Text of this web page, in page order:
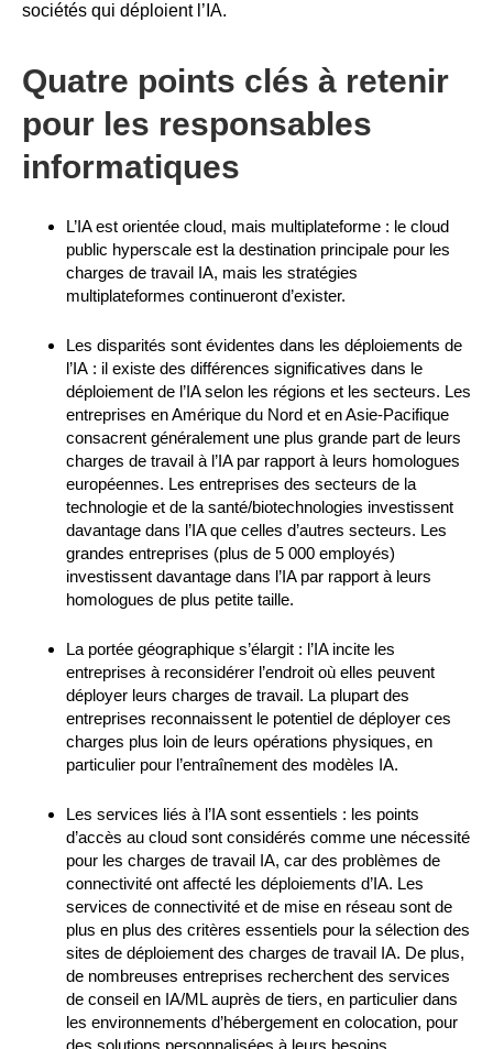
sociétés qui déploient l’IA.
Quatre points clés à retenir
pour les responsables
informatiques
L’IA est orientée cloud, mais multiplateforme : le cloud
public hyperscale est la destination principale pour les
charges de travail IA, mais les stratégies
multiplateformes continueront d’exister.
Les disparités sont évidentes dans les déploiements de
l’IA : il existe des différences significatives dans le
déploiement de l’IA selon les régions et les secteurs. Les
entreprises en Amérique du Nord et en Asie-Pacifique
consacrent généralement une plus grande part de leurs
charges de travail à l’IA par rapport à leurs homologues
européennes. Les entreprises des secteurs de la
technologie et de la santé/biotechnologies investissent
davantage dans l’IA que celles d’autres secteurs. Les
grandes entreprises (plus de 5 000 employés)
investissent davantage dans l’IA par rapport à leurs
homologues de plus petite taille.
La portée géographique s’élargit : l’IA incite les
entreprises à reconsidérer l’endroit où elles peuvent
déployer leurs charges de travail. La plupart des
entreprises reconnaissent le potentiel de déployer ces
charges plus loin de leurs opérations physiques, en
particulier pour l’entraînement des modèles IA.
Les services liés à l’IA sont essentiels : les points
d’accès au cloud sont considérés comme une nécessité
pour les charges de travail IA, car des problèmes de
connectivité ont affecté les déploiements d’IA. Les
services de connectivité et de mise en réseau sont de
plus en plus des critères essentiels pour la sélection des
sites de déploiement des charges de travail IA. De plus,
de nombreuses entreprises recherchent des services
de conseil en IA/ML auprès de tiers, en particulier dans
les environnements d’hébergement en colocation, pour
des solutions personnalisées à leurs besoins